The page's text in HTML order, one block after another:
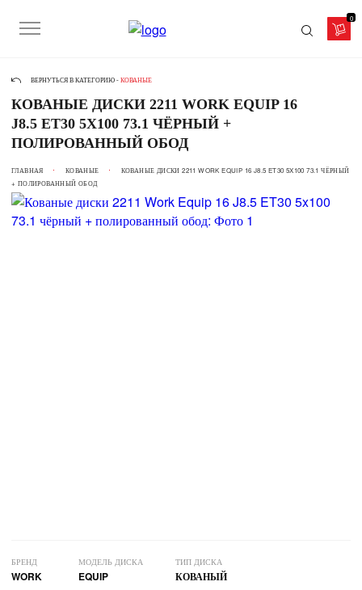
0
ВЕРНУТЬСЯ В КАТЕГОРИЮ - КОВАНЫЕ
КОВАНЫЕ ДИСКИ 2211 WORK EQUIP 16
J8.5 ET30 5X100 73.1 ЧЁРНЫЙ +
ПОЛИРОВАННЫЙ ОБОД
ГЛАВНАЯ КОВАНЫЕ
КОВАНЫЕ ДИСКИ 2211 WORK EQUIP 16 J8.5 ET30 5X100 73.1 ЧЁРНЫЙ
+ ПОЛИРОВАННЫЙ ОБОД
БРЕНД
WORK
МОДЕЛЬ ДИСКА
EQUIP
ТИП ДИСКА
КОВАНЫЙ